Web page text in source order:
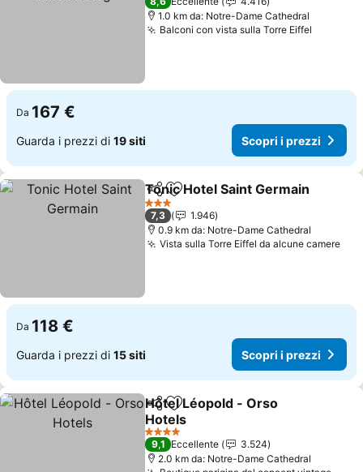
1.0 km da: Notre-Dame Cathedral
Balconi con vista sulla Torre Eiffel
Da 167 €
Guarda i prezzi di 19 siti Scopri i prezzi
CondividiAggiungi ai preferiti
Tonic Hotel Saint Germain
3 Stelle
7,3
1.946
0.9 km da: Notre-Dame Cathedral
Vista sulla Torre Eiffel da alcune camere
Da 118 €
Guarda i prezzi di 15 siti Scopri i prezzi
CondividiAggiungi ai preferiti
Hôtel Léopold - Orso
Hotels
4 Stelle
9,1 Eccellente
3.524
2.0 km da: Notre-Dame Cathedral